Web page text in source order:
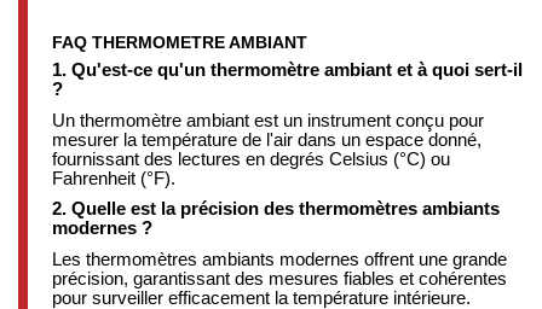
FAQ THERMOMETRE AMBIANT
1. Qu'est-ce qu'un thermomètre ambiant et à quoi sert-il
?
Un thermomètre ambiant est un instrument conçu pour
mesurer la température de l'air dans un espace donné,
fournissant des lectures en degrés Celsius (°C) ou
Fahrenheit (°F).
2. Quelle est la précision des thermomètres ambiants
modernes ?
Les thermomètres ambiants modernes offrent une grande
précision, garantissant des mesures fiables et cohérentes
pour surveiller efficacement la température intérieure.